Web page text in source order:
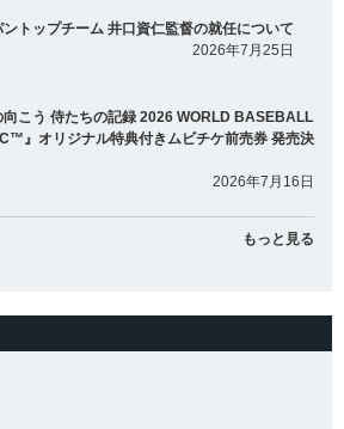
トップチーム 井口資仁監督の就任について
2026年7月25日
向こう 侍たちの記録 2026 WORLD BASEBALL
』オリジナル特典付きムビチケ前売券 発売決
2026年7月16日
もっと見る